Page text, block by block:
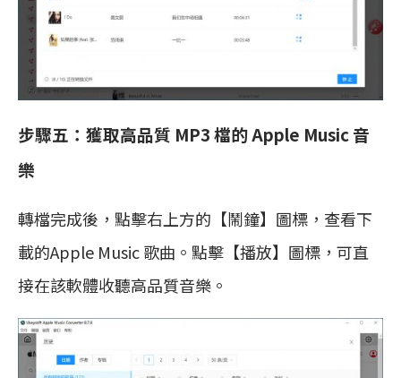
步驟五：獲取高品質 MP3 檔的 Apple Music 音
樂
轉檔完成後，點擊右上方的【鬧鐘】圖標，查看下
載的Apple Music 歌曲。點擊【播放】圖標，可直
接在該軟體收聽高品質音樂。